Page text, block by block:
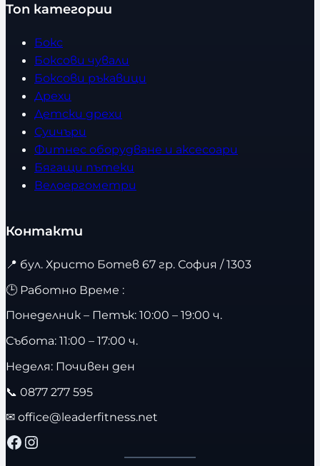
Топ категории
Бокс
Боксови чували
Боксови ръкавици
Дрехи
Детски дрехи
Суичъри
Фитнес оборудване и аксесоари
Бягащи пътеки
Велоергометри
Контакти
📍 бул. Христо Ботев 67 гр. София / 1303
🕒 Работно Време :
Понеделник – Петък: 10:00 – 19:00 ч.
Събота: 11:00 – 17:00 ч.
Неделя: Почивен ден
📞 0877 277 595
✉ office@leaderfitness.net
Facebook Instagram